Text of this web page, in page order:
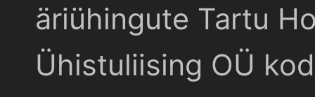
äriühingute Tartu
Ühistuliising OÜ